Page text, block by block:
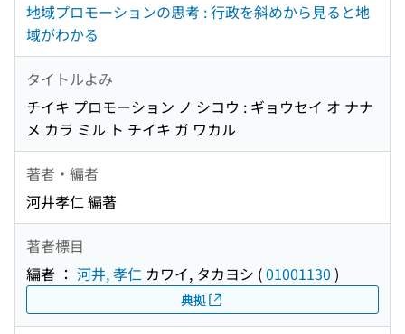
地域プロモーションの思考 : 行政を斜めから見ると地
域がわかる
タイトルよみ
チイキ プロモーション ノ シコウ : ギョウセイ オ ナナ
メ カラ ミル ト チイキ ガ ワカル
著者・編者
河井孝仁 編著
著者標目
編者 ： 河井, 孝仁 カワイ, タカヨシ (01001130 )
典拠